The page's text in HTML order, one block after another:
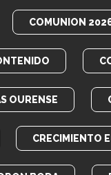
COMUNION
OURENSE
CRECIMIENTO